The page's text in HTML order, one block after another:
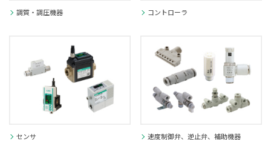
調質・調圧機器 コントローラ
センサ 速度制御弁、逆止弁、補助機器